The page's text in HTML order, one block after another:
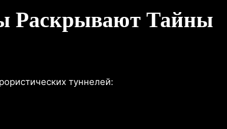
Раскрывают Тайны
туннелей: